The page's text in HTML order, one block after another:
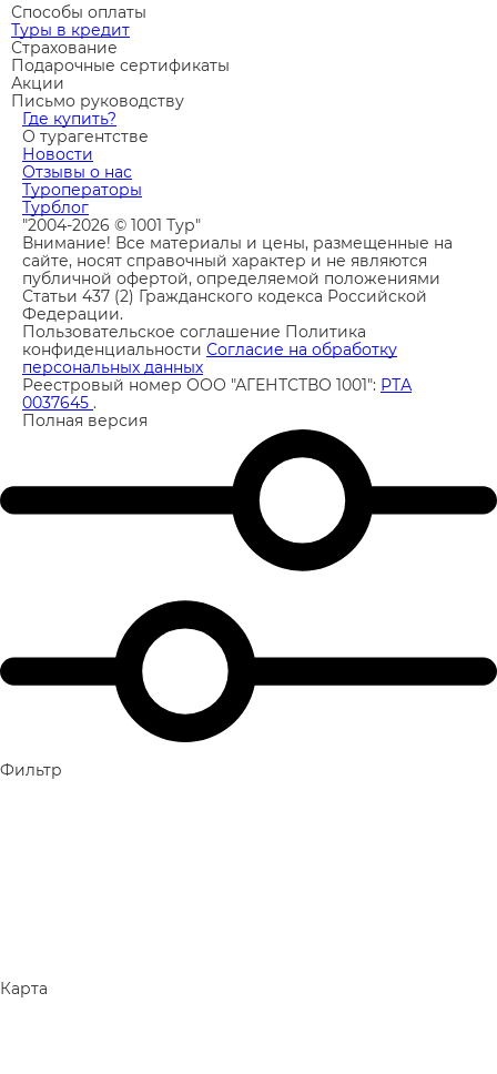
Способы оплаты
Туры в кредит
Страхование
Подарочные сертификаты
Акции
Письмо руководству
Где купить?
О турагентстве
Новости
Отзывы о нас
Туроператоры
Турблог
"2004-2026 © 1001 Тур"
Внимание! Все материалы и цены, размещенные на
сайте, носят справочный характер и не являются
публичной офертой, определяемой положениями
Статьи 437 (2) Гражданского кодекса Российской
Федерации.
Пользовательское соглашение Политика
конфиденциальности Согласие на обработку
персональных данных
Реестровый номер ООО "АГЕНТСТВО 1001": РТА
0037645 .
Полная версия
Фильтр
Карта